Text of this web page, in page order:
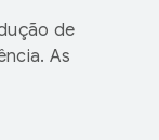
de
As